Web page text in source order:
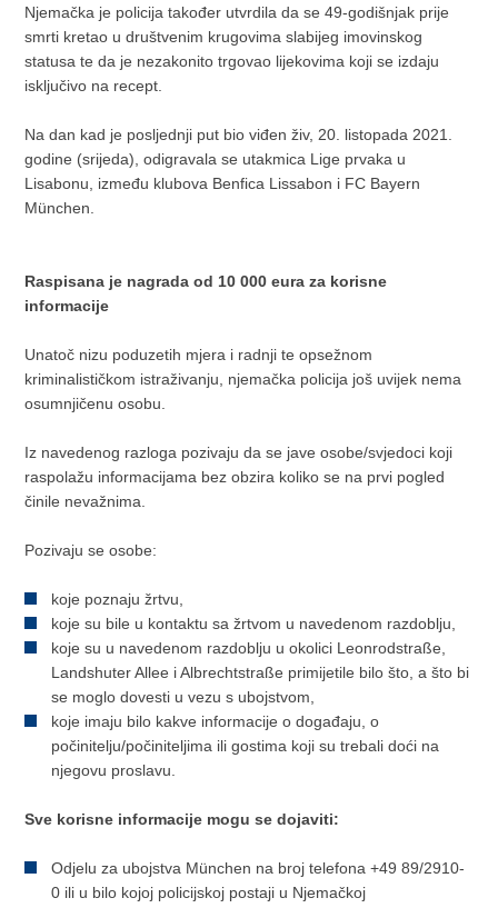
Njemačka je policija također utvrdila da se 49-godišnjak prije
smrti kretao u društvenim krugovima slabijeg imovinskog
statusa te da je nezakonito trgovao lijekovima koji se izdaju
isključivo na recept.
Na dan kad je posljednji put bio viđen živ, 20. listopada 2021.
godine (srijeda), odigravala se utakmica Lige prvaka u
Lisabonu, između klubova Benfica Lissabon i FC Bayern
München.
Raspisana je nagrada od 10 000 eura za korisne
informacije
Unatoč nizu poduzetih mjera i radnji te opsežnom
kriminalističkom istraživanju, njemačka policija još uvijek nema
osumnjičenu osobu.
Iz navedenog razloga pozivaju da se jave osobe/svjedoci koji
raspolažu informacijama bez obzira koliko se na prvi pogled
činile nevažnima.
Pozivaju se osobe:
koje poznaju žrtvu,
koje su bile u kontaktu sa žrtvom u navedenom razdoblju,
koje su u navedenom razdoblju u okolici Leonrodstraße,
Landshuter Allee i Albrechtstraße primijetile bilo što, a što bi
se moglo dovesti u vezu s ubojstvom,
koje imaju bilo kakve informacije o događaju, o
počinitelju/počiniteljima ili gostima koji su trebali doći na
njegovu proslavu.
Sve korisne informacije mogu se dojaviti:
Odjelu za ubojstva München na broj telefona +49 89/2910-
0 ili u bilo kojoj policijskoj postaji u Njemačkoj